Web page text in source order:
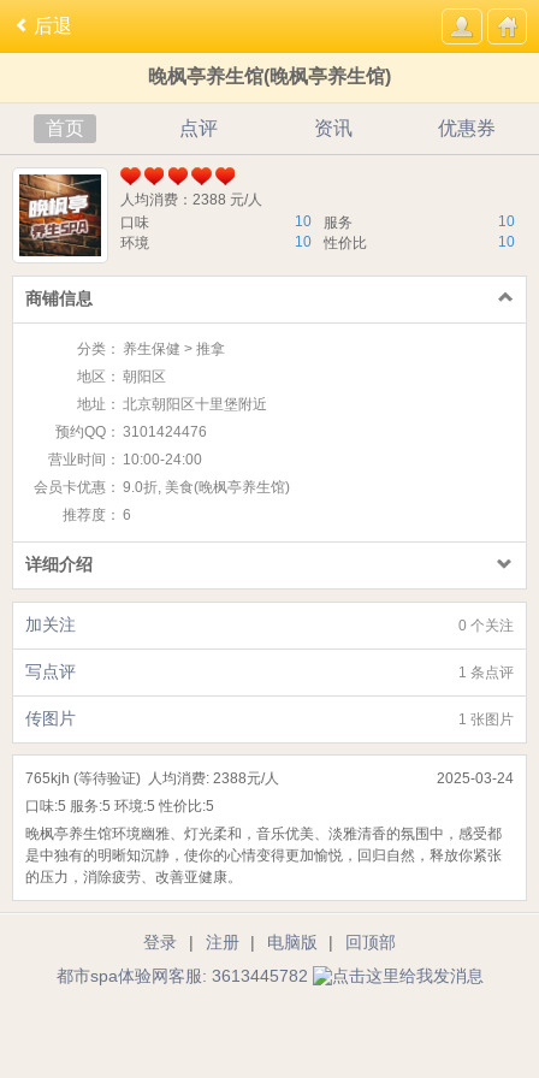
后退
晚枫亭养生馆(晚枫亭养生馆)
首页 点评 资讯 优惠券
人均消费：2388 元/人
10
口味 10
服务
10
环境 10
性价比
商铺信息
分类： 养生保健 > 推拿
地区： 朝阳区
地址： 北京朝阳区十里堡附近
预约QQ： 3101424476
营业时间： 10:00-24:00
会员卡优惠： 9.0折, 美食(晚枫亭养生馆)
推荐度： 6
详细介绍
0 个关注
加关注
1 条点评
写点评
1 张图片
传图片
2025-03-24
765kjh (等待验证) 人均消费: 2388元/人
口味:5 服务:5 环境:5 性价比:5
晚枫亭养生馆环境幽雅、灯光柔和，音乐优美、淡雅清香的氛围中，感受都
是中独有的明晰知沉静，使你的心情变得更加愉悦，回归自然，释放你紧张
的压力，消除疲劳、改善亚健康。
登录 | 注册 | 电脑版 |
回顶部
都市spa体验网客服: 3613445782